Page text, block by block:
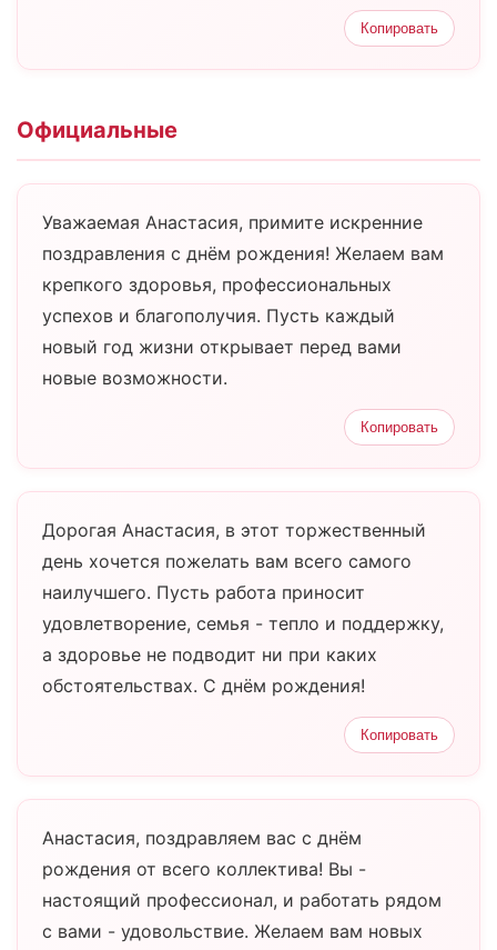
Копировать
Официальные
Уважаемая Анастасия, примите искренние
поздравления с днём рождения! Желаем вам
крепкого здоровья, профессиональных
успехов и благополучия. Пусть каждый
новый год жизни открывает перед вами
новые возможности.
Копировать
Дорогая Анастасия, в этот торжественный
день хочется пожелать вам всего самого
наилучшего. Пусть работа приносит
удовлетворение, семья - тепло и поддержку,
а здоровье не подводит ни при каких
обстоятельствах. С днём рождения!
Копировать
Анастасия, поздравляем вас с днём
рождения от всего коллектива! Вы -
настоящий профессионал, и работать рядом
с вами - удовольствие. Желаем вам новых